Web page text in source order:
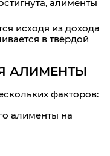
алименты
исходя из дохода
в твёрдой
АЛИМЕНТЫ
факторов:
алименты на